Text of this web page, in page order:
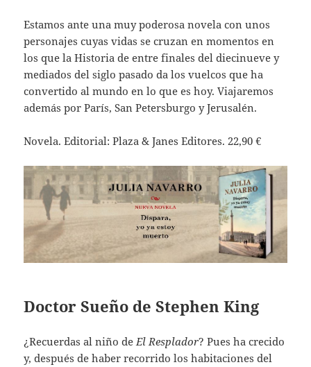
Estamos ante una muy poderosa novela con unos
personajes cuyas vidas se cruzan en momentos en
los que la Historia de entre finales del diecinueve y
mediados del siglo pasado da los vuelcos que ha
convertido al mundo en lo que es hoy. Viajaremos
además por París, San Petersburgo y Jerusalén.
Novela. Editorial: Plaza & Janes Editores. 22,90 €
Doctor Sueño de Stephen King
¿Recuerdas al niño deEl Resplador? Pues ha crecido
y, después de haber recorrido los habitaciones del